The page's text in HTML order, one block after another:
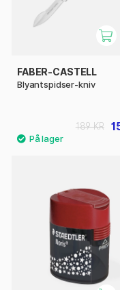
FABER-CASTELL
Blyantspidser-kniv
189 KR